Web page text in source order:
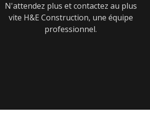
N'attendez plus et contactez au plus
vite H&E Construction, une équipe
professionnel.